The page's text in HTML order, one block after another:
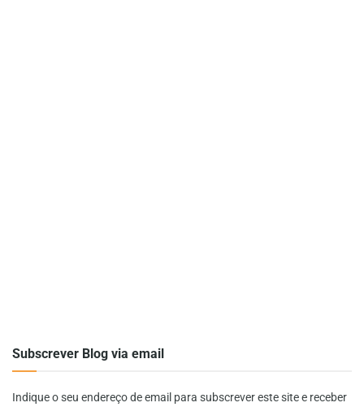
Subscrever Blog via email
Indique o seu endereço de email para subscrever este site e receber